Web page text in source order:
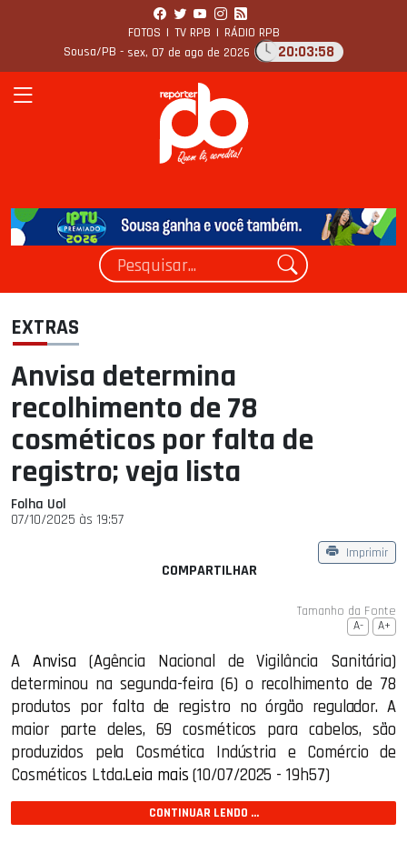
FOTOS | TV RPB | RÁDIO RPB
Sousa/PB - sex, 07 de ago de 2026 20:03:58
EXTRAS
Anvisa determina
recolhimento de 78
cosméticos por falta de
registro; veja lista
Folha Uol
07/10/2025 às 19:57
Imprimir
COMPARTILHAR
Tamanho da Fonte
A- A+
A Anvisa (Agência Nacional de Vigilância Sanitária)
determinou na segunda-feira (6) o recolhimento de 78
produtos por falta de registro no órgão regulador. A
maior parte deles, 69 cosméticos para cabelos, são
produzidos pela Cosmética Indústria e Comércio de
Cosméticos Ltda.Leia mais (10/07/2025 - 19h57)
CONTINUAR LENDO ...